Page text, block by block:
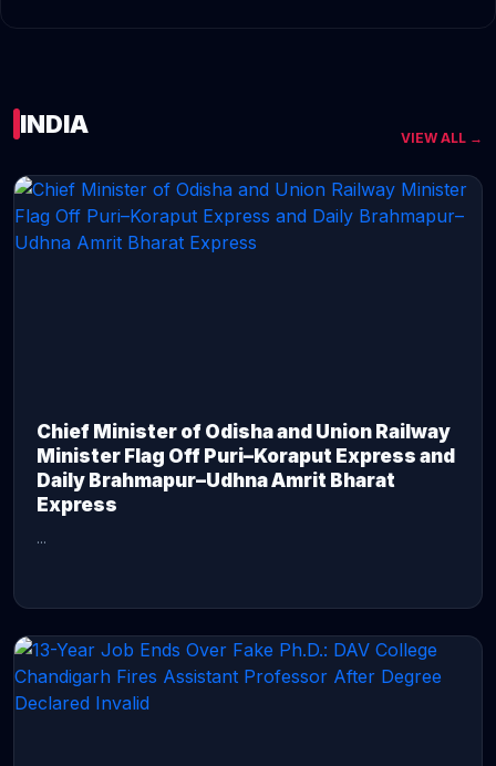
INDIA VIEW ALL →
Chief Minister of Odisha and Union Railway
Minister Flag Off Puri–Koraput Express and
Daily Brahmapur–Udhna Amrit Bharat
Express
...